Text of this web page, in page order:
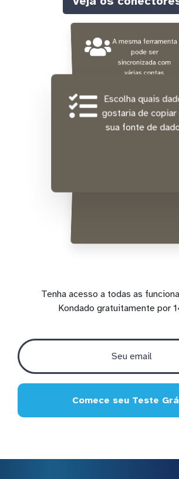
A mesma ferramenta
pode ser
sincronizada com
várias contas
tempo
Escolha quais
gostaria de copiar
sua fonte de
Tenha acesso a todas as
Kondado gratuitamente por
Comece seu Teste